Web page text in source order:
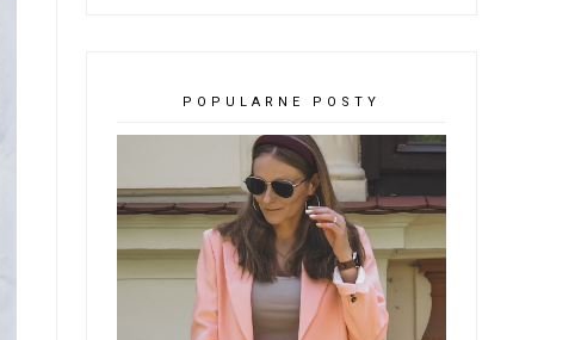
POPULARNE POSTY